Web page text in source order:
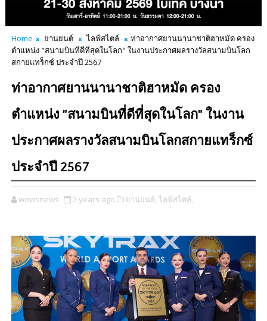
Home ยานยนต์ ไลฟ์สไตล์
ท่าอากาศยานนานาชาติฮาหมัด ครอง
ตำแหน่ง "สนามบินที่ดีที่สุดในโลก" ในงานประกาศผลรางวัลสนามบินโลก
สกายแทร็กซ์ ประจำปี 2567
ท่าอากาศยานนานาชาติฮาหมัด ครอง
ตำแหน่ง "สนามบินที่ดีที่สุดในโลก" ในงาน
ประกาศผลรางวัลสนามบินโลกสกายแทร็กซ์
ประจำปี 2567
wowsnews 2 years ago ยานยนต์, ไลฟ์สไตล์,